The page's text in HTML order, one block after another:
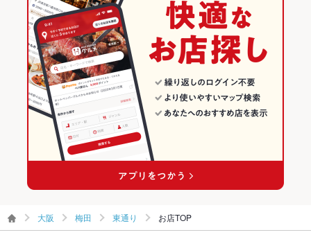
その他設備
その他
飲み放題 あり ：3階席のみ
食べ放題 なし
お子様連れOK
－
プライズ対
応
東通りのグルメランキング
東通りの居酒屋ランキング
大阪 梅田 東通り お店TOP